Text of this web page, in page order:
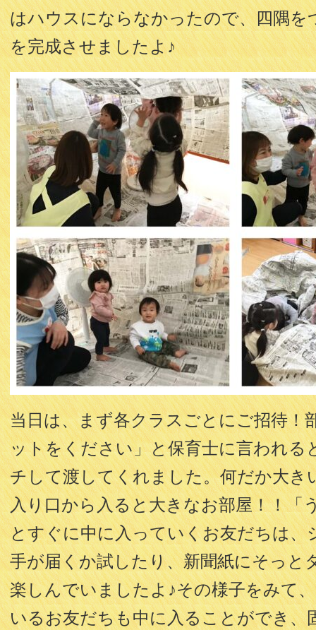
はハウスにならなかったので、四隅を
を完成させましたよ♪
当日は、まず各クラスごとにご招待！
ットをください」と保育士に言われる
チして渡してくれました。何だか大き
入り口から入ると大きなお部屋！！「
とすぐに中に入っていくお友だちは、
手が届くか試したり、新聞紙にそっと
楽しんでいましたよ♪その様子をみて
いるお友だちも中に入ることができ、